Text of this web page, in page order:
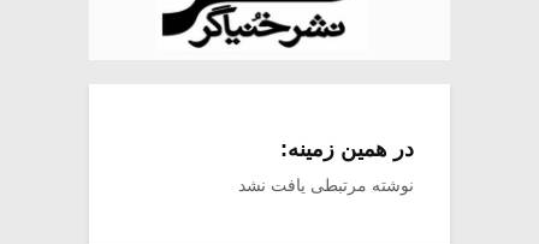
در همین زمینه:
نوشته مرتبطی یافت نشد